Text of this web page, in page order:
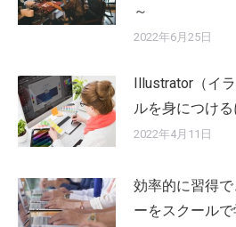
～
2022年6月25日
Illustrator（イ
ルを身につけ
2022年4月11日
効率的に習得
ーをスクール